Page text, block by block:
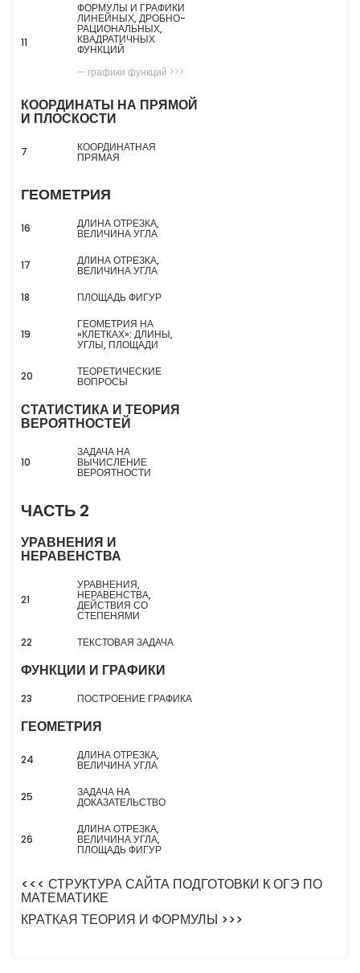
11
ФОРМУЛЫ И ГРАФИКИ
ЛИНЕЙНЫХ, ДРОБНО-
РАЦИОНАЛЬНЫХ,
КВАДРАТИЧНЫХ
ФУНКЦИЙ
— графики функций >>>
КООРДИНАТЫ НА ПРЯМОЙ
И ПЛОСКОСТИ
7 КООРДИНАТНАЯ
ПРЯМАЯ
ГЕОМЕТРИЯ
16 ДЛИНА ОТРЕЗКА,
ВЕЛИЧИНА УГЛА
17 ДЛИНА ОТРЕЗКА,
ВЕЛИЧИНА УГЛА
18
ПЛОЩАДЬ ФИГУР
19
ГЕОМЕТРИЯ НА
«КЛЕТКАХ»: ДЛИНЫ,
УГЛЫ, ПЛОЩАДИ
20 ТЕОРЕТИЧЕСКИЕ
ВОПРОСЫ
СТАТИСТИКА И ТЕОРИЯ
ВЕРОЯТНОСТЕЙ
10
ЗАДАЧА НА
ВЫЧИСЛЕНИЕ
ВЕРОЯТНОСТИ
ЧАСТЬ 2
УРАВНЕНИЯ И
НЕРАВЕНСТВА
21
УРАВНЕНИЯ,
НЕРАВЕНСТВА,
ДЕЙСТВИЯ СО
СТЕПЕНЯМИ
22
ТЕКСТОВАЯ ЗАДАЧА
ФУНКЦИИ И ГРАФИКИ
23 ПОСТРОЕНИЕ ГРАФИКА
ГЕОМЕТРИЯ
24 ДЛИНА ОТРЕЗКА,
ВЕЛИЧИНА УГЛА
25 ЗАДАЧА НА
ДОКАЗАТЕЛЬСТВО
26
ДЛИНА ОТРЕЗКА,
ВЕЛИЧИНА УГЛА,
ПЛОЩАДЬ ФИГУР
<<< СТРУКТУРА САЙТА ПОДГОТОВКИ К ОГЭ ПО
МАТЕМАТИКЕ
КРАТКАЯ ТЕОРИЯ И ФОРМУЛЫ >>>